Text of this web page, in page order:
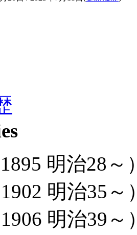
明治28～
明治35～
明治39～